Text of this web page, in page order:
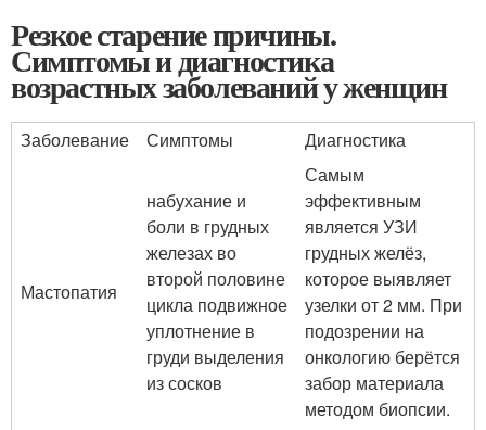
Резкое старение причины.
Симптомы и диагностика
возрастных заболеваний у женщин
Заболевание Симптомы Диагностика
Мастопатия
набухание и
боли в грудных
железах во
второй половине
цикла подвижное
уплотнение в
груди выделения
из сосков
Самым
эффективным
является УЗИ
грудных желёз,
которое выявляет
узелки от 2 мм. При
подозрении на
онкологию берётся
забор материала
методом биопсии.